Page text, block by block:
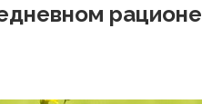
рационе